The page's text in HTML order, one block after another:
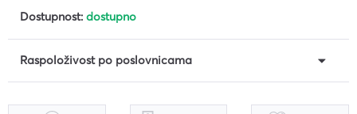
Dostupnost: dostupno
Raspoloživost po poslovnicama